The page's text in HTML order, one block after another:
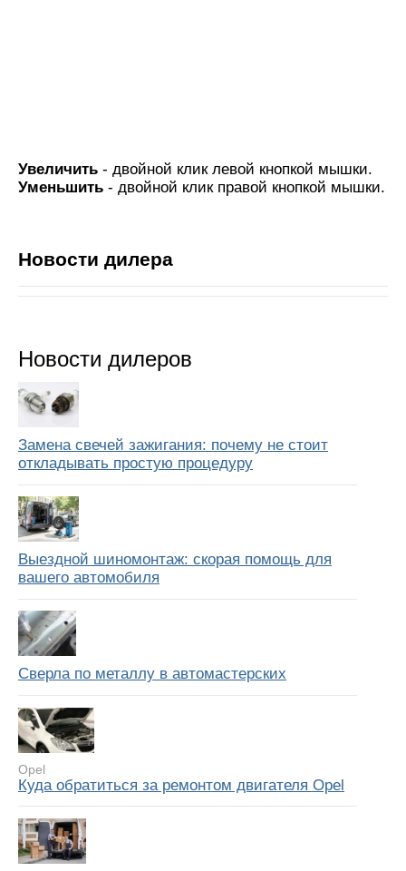
Увеличить - двойной клик левой кнопкой мышки.
Уменьшить - двойной клик правой кнопкой мышки.
Новости дилера
Новости дилеров
Замена свечей зажигания: почему не стоит
откладывать простую процедуру
Выездной шиномонтаж: скорая помощь для
вашего автомобиля
Сверла по металлу в автомастерских
Opel
Куда обратиться за ремонтом двигателя Opel